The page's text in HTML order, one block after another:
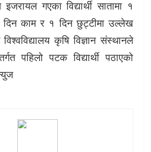
इजरायल गएका विद्यार्थी सातामा १
काम र १ दिन छुट्टीमा उल्लेख
कृषि विज्ञान संस्थानले
पहिलो पटक विद्यार्थी पठाएको